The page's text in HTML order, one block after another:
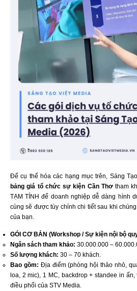
Để cụ thể hóa các hạng mục trên, Sáng
bảng giá tổ chức sự kiện Cần Thơtham
TẠM TÍNH để doanh nghiệp dễ dàng hình
cùng sẽ được tùy chỉnh chi tiết sau khi
của bạn.
GÓI CƠ BẢN (Workshop / Sự kiện nội bộ
Ngân sách tham khảo: 30.000.000 –
Số lượng khách: 30 – 70 khách.
Bao gồm: Địa điểm (phòng hội thảo nhỏ,
loa, 2 mic), 1 MC, backdrop + standee in
điều phối của STV Media.